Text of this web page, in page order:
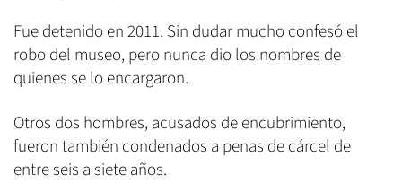
Fue detenido en 2011. Sin dudar mucho confesó el
robo del museo, pero nunca dio los nombres de
quienes se lo encargaron.
Otros dos hombres, acusados de encubrimiento,
fueron también condenados a penas de cárcel de
entre seis a siete años.